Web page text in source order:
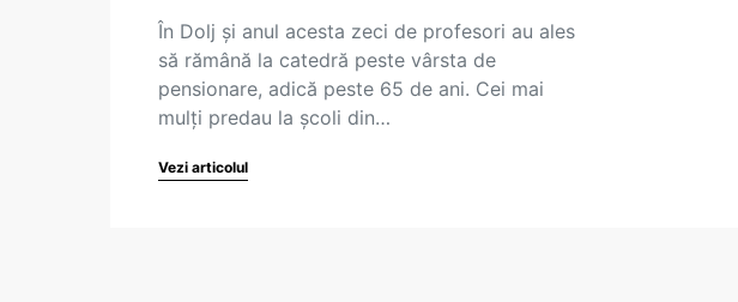
În Dolj şi anul acesta zeci de profesori au ales
să rămână la catedră peste vârsta de
pensionare, adică peste 65 de ani. Cei mai
mulţi predau la şcoli din…
Vezi articolul